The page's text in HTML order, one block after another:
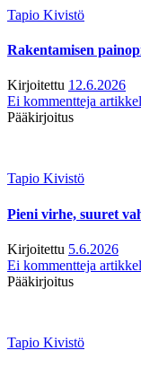
Tapio Kivistö
Rakentamisen
Kirjoitettu 12.6.2026
Ei kommentteja
Pääkirjoitus
Tapio Kivistö
Pieni virhe, suuret
Kirjoitettu 5.6.2026
Ei kommentteja
Pääkirjoitus
Tapio Kivistö